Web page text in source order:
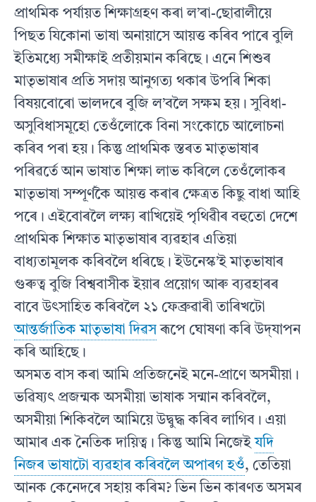
প্ৰাথমিক পৰ্যায়ত শিক্ষাগ্ৰহণ কৰা ল’ৰা-ছোৱালীয়ে
পিছত যিকোনা ভাষা অনায়াসে আয়ত্ত কৰিব পাৰে বুলি
ইতিমধ্যে সমীক্ষাই প্ৰতীয়মান কৰিছে। এনে শিশুৰ
মাতৃভাষাৰ প্ৰতি সদায় আনুগত্য থকাৰ উপৰি শিকা
বিষয়বোৰো ভালদৰে বুজি ল’বলৈ সক্ষম হয়। সুবিধা-
অসুবিধাসমূহো তেওঁলোকে বিনা সংকোচে আলোচনা
কৰিব পৰা হয়। কিন্তু প্ৰাথমিক স্তৰত মাতৃভাষাৰ
পৰিৱৰ্তে আন ভাষাত শিক্ষা লাভ কৰিলে তেওঁলোকৰ
মাতৃভাষা সম্পূৰ্ণকৈ আয়ত্ত কৰাৰ ক্ষেত্ৰত কিছু বাধা আহি
পৰে। এইবোৰলৈ লক্ষ্য ৰাখিয়েই পৃথিৱীৰ বহুতো দেশে
প্ৰাথমিক শিক্ষাত মাতৃভাষাৰ ব্যৱহাৰ এতিয়া
বাধ্যতামূলক কৰিবলৈ ধৰিছে। ইউনেস্ক’ই মাতৃভাষাৰ
গুৰুত্ব বুজি বিশ্ববাসীক ইয়াৰ প্ৰয়োগ আৰু ব্যৱহাৰৰ
বাবে উৎসাহিত কৰিবলৈ ২১ ফেব্ৰুৱাৰী তাৰিখটো
আন্তৰ্জাতিক মাতৃভাষা দিৱস ৰূপে ঘোষণা কৰি উদ্‌যাপন
কৰি আহিছে।
অসমত বাস কৰা আমি প্ৰতিজনেই মনে-প্ৰাণে অসমীয়া।
ভৱিষ্যৎ প্ৰজন্মক অসমীয়া ভাষাক সন্মান কৰিবলৈ,
অসমীয়া শিকিবলৈ আমিয়ে উদ্বুদ্ধ কৰিব লাগিব। এয়া
আমাৰ এক নৈতিক দায়িত্ব। কিন্তু আমি নিজেই যদি
নিজৰ ভাষাটো ব্যৱহাৰ কৰিবলৈ অপাৰগ হওঁ, তেতিয়া
আনক কেনেদৰে সহায় কৰিম? ভিন ভিন কাৰণত অসমৰ